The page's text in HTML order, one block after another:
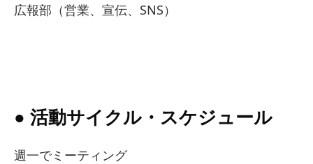
広報部（営業、宣伝、SNS）
● 活動サイクル・スケジュール
週一でミーティング